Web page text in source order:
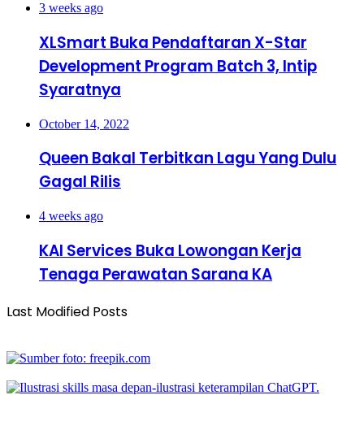
3 weeks ago
XLSmart Buka Pendaftaran X-Star
Development Program Batch 3, Intip
Syaratnya
October 14, 2022
Queen Bakal Terbitkan Lagu Yang Dulu
Gagal Rilis
4 weeks ago
KAI Services Buka Lowongan Kerja
Tenaga Perawatan Sarana KA
Last Modified Posts